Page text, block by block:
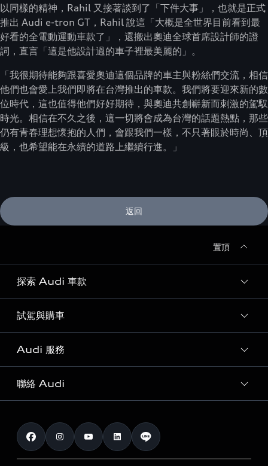
以同樣的精神，Rahil 又接著談到了「下件大事」，也就是正式
推出 Audi e-tron GT，Rahil 說這「大概是全世界目前看到最
好看的全電動運動車款了」，還搬出奧迪全球首席設計師的證
詞，直言「這是他設計過的車子裡最美麗的」。
「我很期待能夠跟喜愛奧迪這個品牌的車主與粉絲們交流，相信
他們也會愛上我們即將在台灣推出的車款。我們將要迎來新的數
位時代，這也值得他們好好期待，與奧迪共創嶄新而刺激的駕馭
時光。相信在不久之後，這一切將會成為台灣的話題熱點，那些
仍有青春理想懷抱的人們，會跟我們一樣，不只著眼於時尚、頂
級，也希望能在永續的道路上繼續行進。」
返回
置頂
探索 Audi 車款
所有車款
客製化您的 Audi
Audi 純電生活圈
奧迪嚴選中古車
試駕與購車
購車方案
最新優惠
預約試駕 | 多元安心賞車
Audi 經銷商服務據點
Audi 服務
Audi 原廠配件與精品
myAudi TW app
定期保養
聯絡 Audi
訂閱電子報
與我聯繫